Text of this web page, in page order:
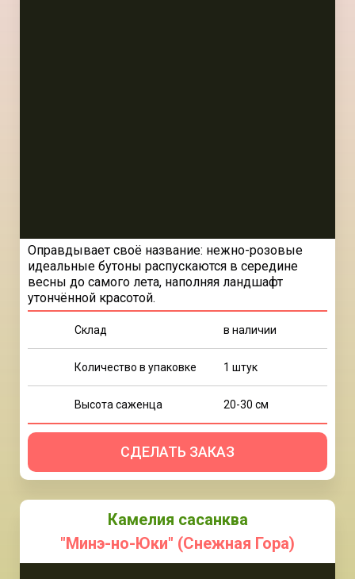
Оправдывает своё название: нежно-розовые
идеальные бутоны распускаются в середине
весны до самого лета, наполняя ландшафт
утончённой красотой.
Склад в наличии
Количество в упаковке 1 штук
Высота саженца 20-30 см
СДЕЛАТЬ ЗАКАЗ
Камелия сасанква
"Минэ-но-Юки" (Снежная Гора)